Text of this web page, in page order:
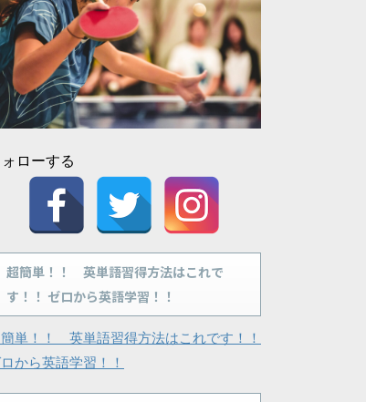
ローする
超簡単！！ 英単語習得方法はこれで
す！！ ゼロから英語学習！！
単！！ 英単語習得方法はこれです！！
から英語学習！！